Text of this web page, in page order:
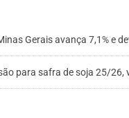
Gerais avança 7,1% e
para safra de soja 25/26,